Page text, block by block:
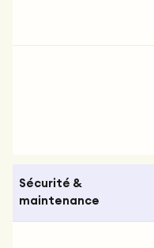
Sécurité &
maintenance